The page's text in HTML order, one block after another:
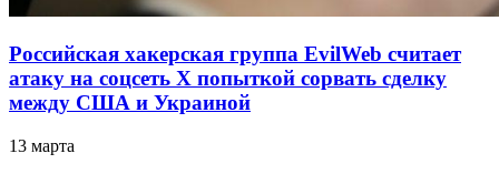
Российская хакерская группа EvilWeb считает
атаку на соцсеть Х попыткой сорвать сделку
между США и Украиной
13 марта